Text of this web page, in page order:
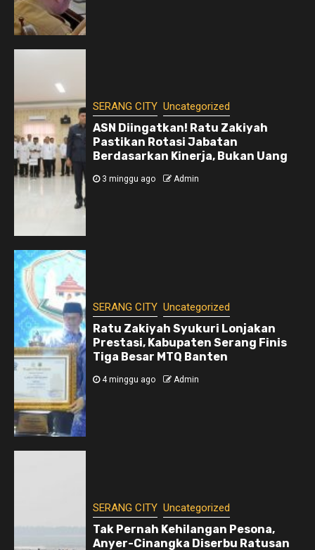
SERANG CITY Uncategorized
ASN Diingatkan! Ratu Zakiyah
Pastikan Rotasi Jabatan
Berdasarkan Kinerja, Bukan Uang
3 minggu ago Admin
SERANG CITY Uncategorized
Ratu Zakiyah Syukuri Lonjakan
Prestasi, Kabupaten Serang Finis
Tiga Besar MTQ Banten
4 minggu ago Admin
SERANG CITY Uncategorized
Tak Pernah Kehilangan Pesona,
Anyer-Cinangka Diserbu Ratusan